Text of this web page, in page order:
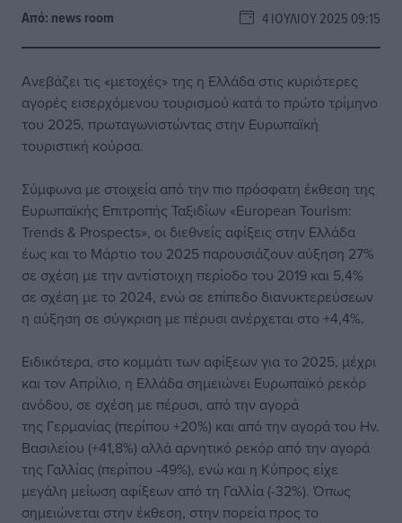
Από: news room 4 ΙΟΥΛΊΟΥ 2025 09:15
Ανεβάζει τις «μετοχές» της η Ελλάδα στις κυριότερες
αγορές εισερχόμενου τουρισμού κατά το πρώτο τρίμηνο
του 2025, πρωταγωνιστώντας στην Ευρωπαϊκή
τουριστική κούρσα.
Σύμφωνα με στοιχεία από την πιο πρόσφατη έκθεση της
Ευρωπαϊκής Επιτροπής Ταξιδίων «European Tourism:
Trends & Prospects», οι διεθνείς αφίξεις στην Ελλάδα
έως και το Μάρτιο του 2025 παρουσιάζουν αύξηση 27%
σε σχέση με την αντίστοιχη περίοδο του 2019 και 5,4%
σε σχέση με το 2024, ενώ σε επίπεδο διανυκτερεύσεων
η αύξηση σε σύγκριση με πέρυσι ανέρχεται στο +4,4%.
Ειδικότερα, στο κομμάτι των αφίξεων για το 2025, μέχρι
και τον Απρίλιο, η Ελλάδα σημειώνει Ευρωπαϊκό ρεκόρ
ανόδου, σε σχέση με πέρυσι, από την αγορά
της Γερμανίας (περίπου +20%) και από την αγορά του Ην.
Βασιλείου (+41,8%) αλλά αρνητικό ρεκόρ από την αγορά
της Γαλλίας (περίπου -49%), ενώ και η Κύπρος είχε
μεγάλη μείωση αφίξεων από τη Γαλλία (-32%). Όπως
σημειώνεται στην έκθεση, στην πορεία προς το